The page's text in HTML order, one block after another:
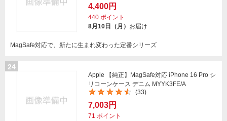
4,400円
440 ポイント
8月10日（月） お届け
MagSafe対応で、新たに生まれ変わった定番シリーズ
24
Apple 【純正】MagSafe対応 iPhone 16 Pro シ
リコーンケース デニム MYYK3FE/A
(33)
7,003円
71 ポイント